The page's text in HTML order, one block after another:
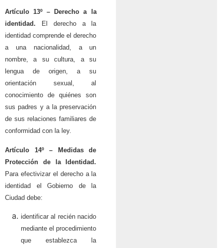
Artículo 13º –
Derecho a la
identidad. El derecho a la
identidad comprende el derecho
a una nacionalidad, a un
nombre, a su cultura, a su
lengua de origen, a su
orientación sexual, al
conocimiento de quiénes son
sus padres y a la preservación
de sus relaciones familiares de
conformidad con la ley.
Artículo 14º –
Medidas de
Protección de la Identidad.
Para efectivizar el derecho a la
identidad el Gobierno de la
Ciudad debe:
identificar al recién nacido
mediante el procedimiento
que establezca la